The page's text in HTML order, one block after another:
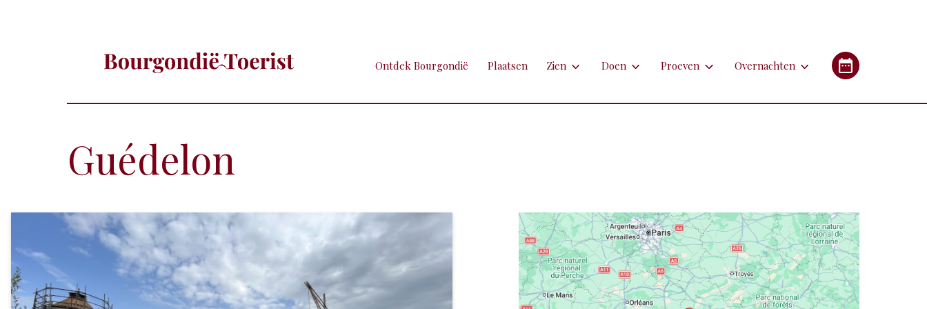
Ontdek Bourgondië Plaatsen Zien
Hospitaals en apotheken
Kastelen en gebouwen
Kunst
Markten
Doen
Nederlandstalige rondleiding of excursie
Spoorfiets of (weg)treintje nemen
Toeren met de auto
Uitstapjes met dieren
Proeven
Restaurants
Streekgerechten
Streekproducten
Wijnen
Overnachten
Gîtes (vakantiehuizen)
Guédelon